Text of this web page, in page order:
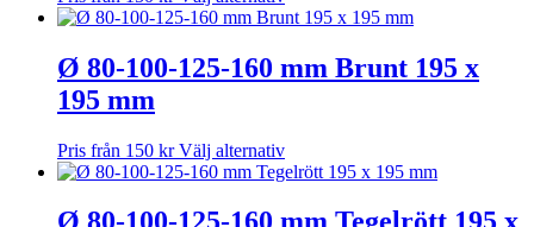
alternativen
kan
på
här
flera
olika
alternativen
kan
Ø 80-100-125-160 mm Brunt 195 x
195 mm
Pris från 150 kr Välj alternativDen
här
har